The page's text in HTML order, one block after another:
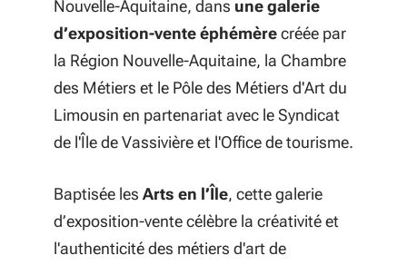
Nouvelle-Aquitaine, dans une galerie
d’exposition-vente éphémèrecréée par
la Région Nouvelle-Aquitaine, la Chambre
des Métiers et le Pôle des Métiers d'Art du
Limousin en partenariat avec le Syndicat
de l'Île de Vassivière et l'Office de tourisme.
Baptisée les Arts en l’Île, cette galerie
d’exposition-vente célèbre la créativité et
l'authenticité des métiers d'art de